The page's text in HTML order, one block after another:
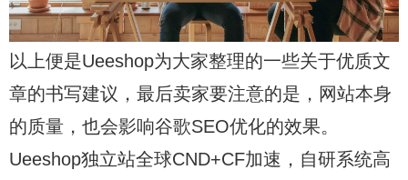
以上便是Ueeshop为大家整理的一些关于优质文
章的书写建议，最后卖家要注意的是，网站本身
的质量，也会影响谷歌SEO优化的效果。
Ueeshop独立站全球CND+CF加速，自研系统高